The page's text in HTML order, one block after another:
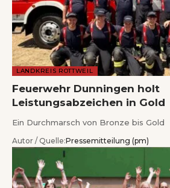
LANDKREIS ROTTWEIL
Feuerwehr Dunningen holt
Leistungsabzeichen in Gold
Ein Durchmarsch von Bronze bis Gold
Autor / Quelle:Pressemitteilung (pm)